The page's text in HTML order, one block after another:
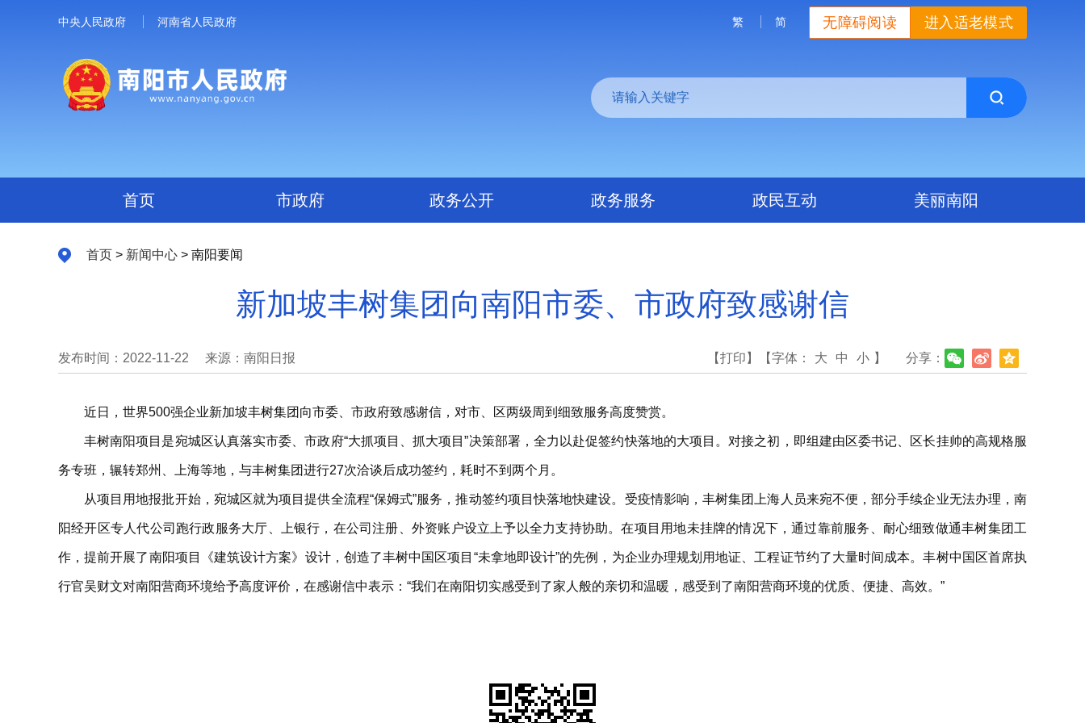
中央人民政府 河南省人民政府 进入适老模式
无障碍阅读
繁 简
首页 市政府 政务公开 政务服务 政民互动 美丽南阳
首页 > 新闻中心 > 南阳要闻
新加坡丰树集团向南阳市委、市政府致感谢信
发布时间：2022-11-22 来源：南阳日报 分享：
【打印】 【字体： 大 中 小 】
近日，世界500强企业新加坡丰树集团向市委、市政府致感谢信，对市、区两级周到细致服务高度赞赏。
丰树南阳项目是宛城区认真落实市委、市政府“大抓项目、抓大项目”决策部署，全力以赴促签约快落地的大项目。对接之初，即组建由区委书记、区长挂帅的高规格服
务专班，辗转郑州、上海等地，与丰树集团进行27次洽谈后成功签约，耗时不到两个月。
从项目用地报批开始，宛城区就为项目提供全流程“保姆式”服务，推动签约项目快落地快建设。受疫情影响，丰树集团上海人员来宛不便，部分手续企业无法办理，南
阳经开区专人代公司跑行政服务大厅、上银行，在公司注册、外资账户设立上予以全力支持协助。在项目用地未挂牌的情况下，通过靠前服务、耐心细致做通丰树集团工
作，提前开展了南阳项目《建筑设计方案》设计，创造了丰树中国区项目“未拿地即设计”的先例，为企业办理规划用地证、工程证节约了大量时间成本。丰树中国区首席执
行官吴财文对南阳营商环境给予高度评价，在感谢信中表示：“我们在南阳切实感受到了家人般的亲切和温暖，感受到了南阳营商环境的优质、便捷、高效。”